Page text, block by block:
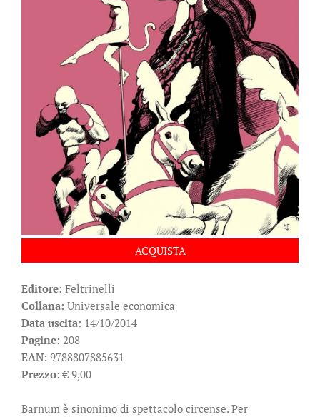
ACQUISTA
Editore: Feltrinelli
Collana: Universale economica
Data uscita: 14/10/2014
Pagine: 208
EAN: 9788807885631
Prezzo: € 9,00
Barnum è sinonimo di spettacolo circense. Per